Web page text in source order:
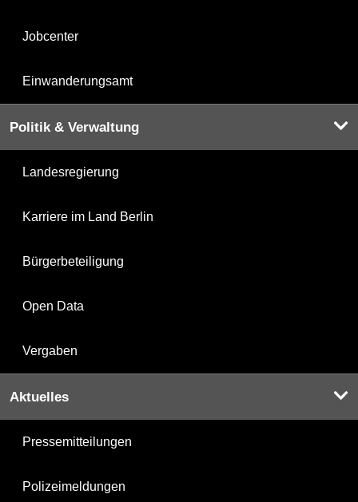
Jobcenter
Einwanderungsamt
Politik & Verwaltung
Landesregierung
Karriere im Land Berlin
Bürgerbeteiligung
Open Data
Vergaben
Aktuelles
Pressemitteilungen
Polizeimeldungen